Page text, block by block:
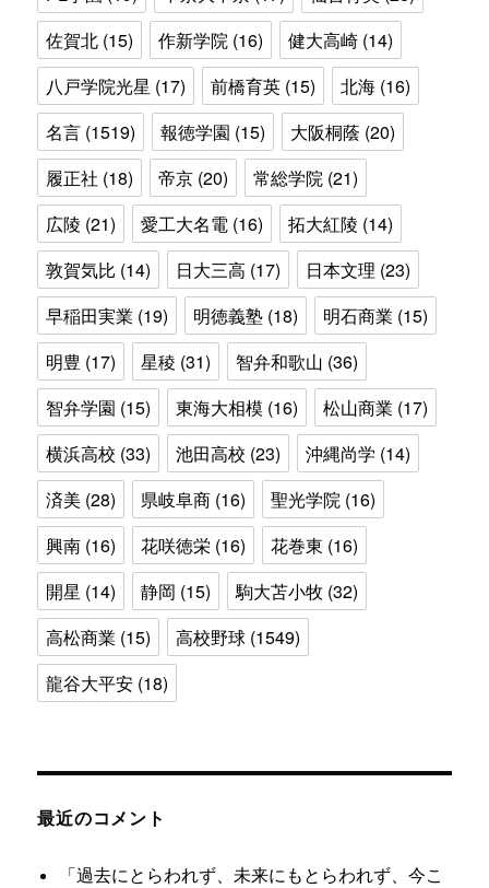
佐賀北 (15) 作新学院 (16) 健大高崎 (14)
八戸学院光星 (17) 前橋育英 (15) 北海 (16)
名言 (1519) 報徳学園 (15) 大阪桐蔭 (20)
履正社 (18) 帝京 (20) 常総学院 (21)
広陵 (21) 愛工大名電 (16) 拓大紅陵 (14)
敦賀気比 (14) 日大三高 (17) 日本文理 (23)
早稲田実業 (19) 明徳義塾 (18) 明石商業 (15)
明豊 (17) 星稜 (31) 智弁和歌山 (36)
智弁学園 (15) 東海大相模 (16) 松山商業 (17)
横浜高校 (33) 池田高校 (23) 沖縄尚学 (14)
済美 (28) 県岐阜商 (16) 聖光学院 (16)
興南 (16) 花咲徳栄 (16) 花巻東 (16)
開星 (14) 静岡 (15) 駒大苫小牧 (32)
高松商業 (15) 高校野球 (1549)
龍谷大平安 (18)
最近のコメント
「過去にとらわれず、未来にもとらわれず、今こ